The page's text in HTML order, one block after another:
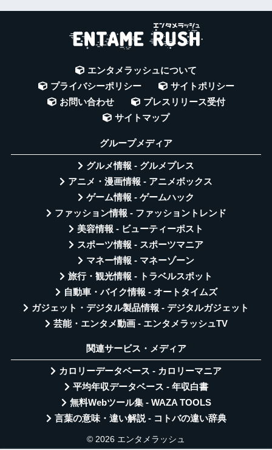
エンタメラッシュについて
プライバシーポリシー
サイトポリシー
お問い合わせ
プレスリリース受付
サイトマップ
グループメディア
グルメ情報 - グルメプレス
アニメ・漫画情報 - アニメボックス
ゲーム情報 - ゲームハック
ファッション情報 - ファッショントレンド
美容情報 - ビューティーポスト
スポーツ情報 - スポーツマニア
マネー情報 - マネーゾーン
旅行・観光情報 - トラベルスポット
自動車・バイク情報 - オートタイムズ
ガジェット・デジタル製品情報 - デジタルガジェット
芸能・エンタメ動画 - エンタメラッシュTV
関連サービス・メディア
カロリーデータベース - カロリーマニア
平均年収データベース - 年収白書
無料Webツール集 - WAZA TOOLS
言葉の意味・違い解説 - コトバの違い辞典
© 2026 エンタメラッシュ